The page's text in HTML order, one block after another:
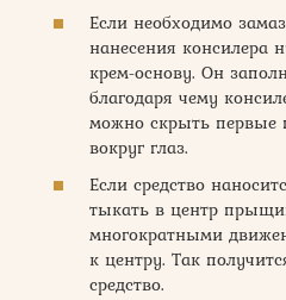
Если необходимо
нанесения консилера
крем-основу. Он
благодаря чему
можно скрыть первые
вокруг глаз.
Если средство
тыкать в центр
многократными
к центру. Так
средство.